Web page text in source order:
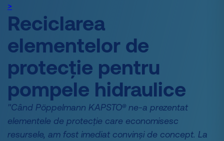
>
Reciclarea
elementelor de
protecție pentru
pompele hidraulice
"Când Pöppelmann KAPSTO® ne-a prezentat
elementele de protecție care economisesc
resursele, am fost imediat convinși de concept. La